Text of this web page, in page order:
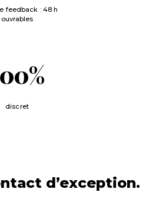
feedback : 48 h
ouvrables
%
discret
d’exception.